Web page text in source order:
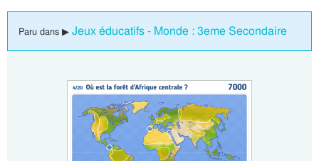
Paru dans ▶ Jeux éducatifs - Monde : 3eme Secondaire